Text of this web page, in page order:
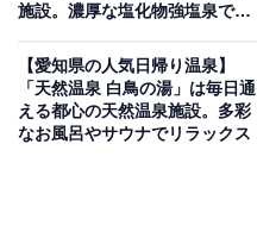
施設。濃厚な塩化物強塩泉でリ
【愛知県の人気日帰り温泉】
「天然温泉 白鳥の湯」は毎日通
える都心の天然温泉施設。多彩
なお風呂やサウナでリラックス